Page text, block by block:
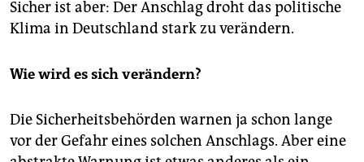
Sicher ist aber: Der Anschlag droht das politische
Klima in Deutschland stark zu verändern.
Wie wird es sich verändern?
Die Sicherheitsbehörden warnen ja schon lange
vor der Gefahr eines solchen Anschlags. Aber eine